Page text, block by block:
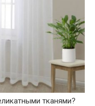
тканями?